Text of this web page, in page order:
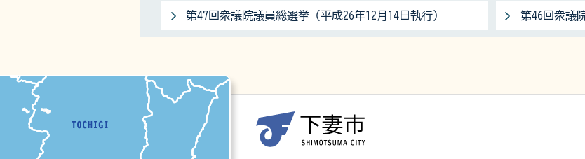
第47回衆議院議員総選挙（平成26年12月14日執行） 第46回衆議